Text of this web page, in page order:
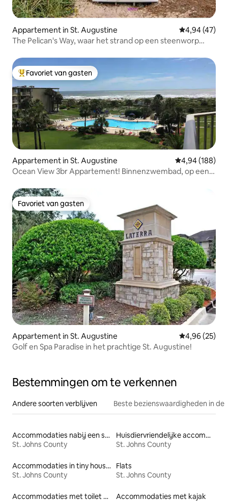
Appartement in St. Augustine Gemiddelde
4,94 (47)
The Pelican's Way, waar het strand op een steenworp
Topfavoriet van gasten
Favoriet van gasten
Appartement in St. Augustine Gemiddelde
4,94 (188)
Ocean View 3br Appartement! Binnenzwembad, op een
Favoriet van gasten
Favoriet van gasten
Appartement in St. Augustine Gemiddelde
4,96 (25)
Golf en Spa Paradise in het prachtige St. Augustine!
Bestemmingen om te verkennen
Andere soorten verblijven Beste bezienswaardigheden in de
Accommodaties nabij een strand
St. Johns County
Huisdiervriendelijke accommodaties
St. Johns County
Accommodaties in tiny houses
St. Johns County
Flats
St. Johns County
Accommodaties met toilet op toegankelijke hoogte
Accommodaties met kajak